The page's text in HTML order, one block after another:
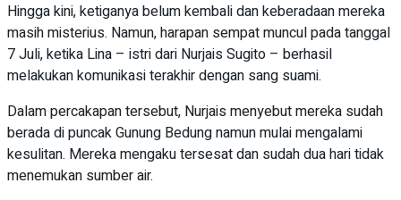
Hingga kini, ketiganya belum kembali dan keberadaan mereka
masih misterius. Namun, harapan sempat muncul pada tanggal
7 Juli, ketika Lina – istri dari Nurjais Sugito – berhasil
melakukan komunikasi terakhir dengan sang suami.
Dalam percakapan tersebut, Nurjais menyebut mereka sudah
berada di puncak Gunung Bedung namun mulai mengalami
kesulitan. Mereka mengaku tersesat dan sudah dua hari tidak
menemukan sumber air.